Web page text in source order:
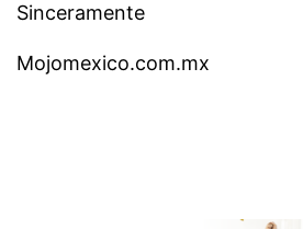
Sinceramente
Mojomexico.com.mx